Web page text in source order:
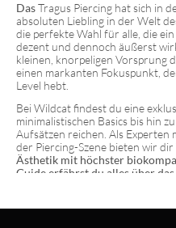
DasTragus Piercing hat sich in
absoluten Liebling in der Welt
die perfekte Wahl für alle, die
dezent und dennoch äußerst
kleinen, knorpeligen Vorsprung
einen markanten Fokuspunkt,
Level hebt.
Bei Wildcat findest du eine
minimalistischen Basics bis hin
Aufsätzen reichen. Als
der Piercing-Szene bieten wir dir
Ästhetik mit höchster
Guide erfährst du alles über